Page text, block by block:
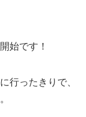
始です！
行ったきりで、